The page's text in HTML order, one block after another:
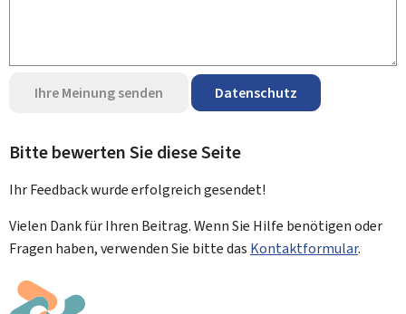
Ihre Meinung senden Datenschutz
Bitte bewerten Sie diese Seite
Ihr Feedback wurdeerfolgreichgesendet!
Vielen Dank für Ihren Beitrag. Wenn Sie Hilfe benötigen oder
Fragen haben, verwenden Sie bitte das Kontaktformular.